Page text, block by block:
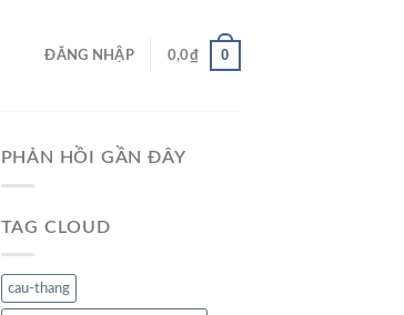
ĐĂNG NHẬP 0,0₫ 0
PHẢN HỒI GẦN ĐÂY
TAG CLOUD
cau-thang